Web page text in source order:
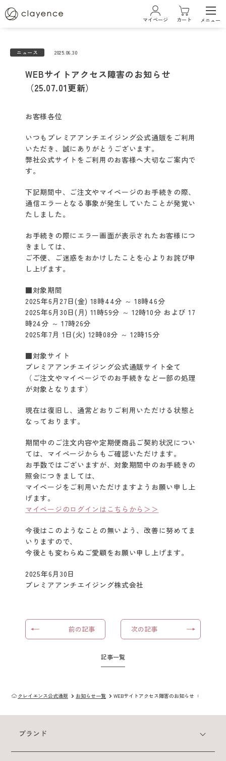
ブランド
クレイエンスについて
ベストコスメ受賞履歴
商品一覧
カラーケアシリーズ
クレイスパ
クイックカラー
カラートリートメント
クレイスパ
カラーケアシャンプー
クレイスパ カラーキープ
＆ダメージケアマスク
クレイスパ
クレイスパ
スカルプケアシリーズ
クレイスパ
薬用育毛剤ヘアグロウ
クレイスパ 薬用スカルプシャンプー
ボリュームケア
クレイスパ 薬用リペアトリートメント
ボリュームケア
商品の使い方
特集 & コラム
サービス
マイページ カート メニュー
ニュース 2025.06.30
WEBサイトアクセス障害のお知らせ
（25.07.01更新）
お客様各位
いつもプレミアアンチエイジング公式通販をご利用
いただき、誠にありがとうございます。
弊社公式サイトをご利用のお客様へ大切なご案内で
す。
下記期間中、ご注文やマイページのお手続きの際、
通信エラーとなる事象が発生していたことが発覚い
たしました。
お手続きの際にエラー画面が表示されたお客様につ
きましては、
ご不便、ご迷惑をおかけしたことを心よりお詫び申
し上げます。
■対象期間
2025年6月27日(金) 18時44分 ～ 18時46分
2025年6月30日(月) 11時59分 ～ 12時10分 および 17
時24分 ～ 17時26分
2025年7月 1日(火) 12時08分 ～ 12時15分
■対象サイト
プレミアアンチエイジング公式通販サイト全て
（ご注文やマイページでのお手続きなど一部の処理
が対象となります）
現在は復旧し、通常どおりご利用いただける状態と
なっております。
期間中のご注文内容や定期便商品ご契約状況につい
ては、マイページからもご確認いただけます。
お手数ではございますが、対象期間中のお手続きの
照会につきましては、
マイページをご利用いただけますようお願い申し上
げます。
マイページのログインはこちらから＞＞
今後はこのようなことの無いよう、改善に努めてま
いりますので、
今後とも変わらぬご愛顧をお願い申し上げます。
2025年6月30日
プレミアアンチエイジング株式会社
前の記事
記事一覧
次の記事
クレイエンス公式通販 お知らせ一覧 WEBサイトアクセス障害のお知らせ（25.07.01更新
ブランド